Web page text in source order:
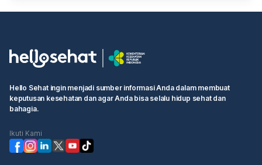
Hello Sehat ingin menjadi sumber informasi Anda dalam membuat
keputusan kesehatan dan agar Anda bisa selalu hidup sehat dan
bahagia.
Ikuti Kami